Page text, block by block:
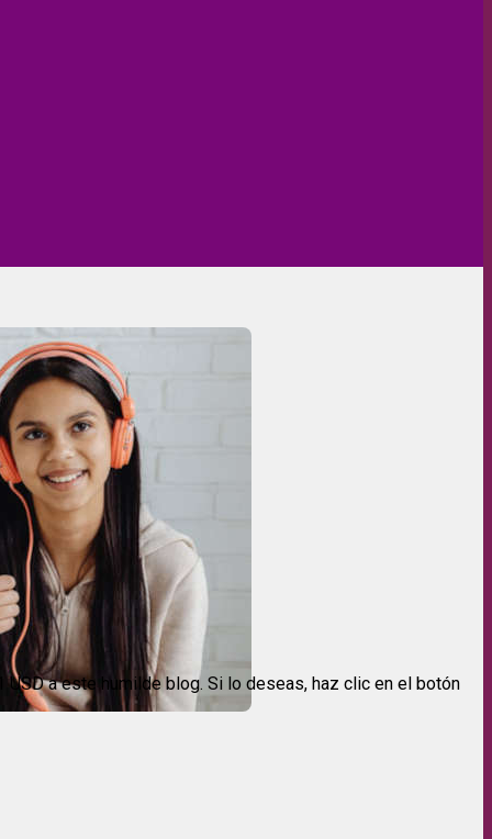
USD a este humilde blog. Si lo deseas, haz clic en el botón